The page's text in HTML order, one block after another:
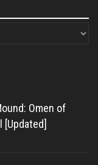
Omen of
[Updated]